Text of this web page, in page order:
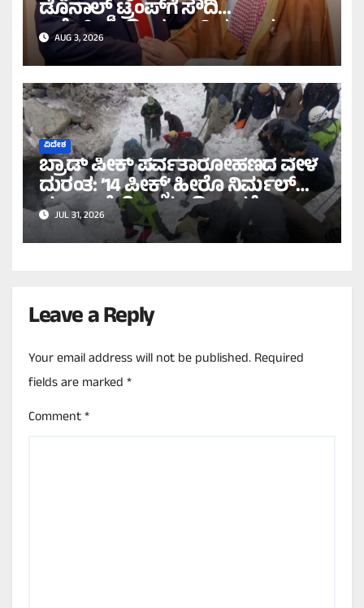
ಡೊನಾಲ್ಡ್ ಟ್ರಂಪ್‌ಗೆ ಸೌದಿ
ಅರೇಬಿಯಾದಿಂದ ಶಾಂತಿಯ ಪಾಠ!
AUG 3, 2026
ವಿದೇಶ
ಬ್ರಾಡ್ ಪೀಕ್ ಪರ್ವತಾರೋಹಣದ ವೇಳೆ
ದುರಂತ: ’14 ಪೀಕ್ಸ್’ ಹೀರೊ ನಿರ್ಮಲ್
ಪುರ್ಜಾ ಸೇರಿ 10 ಮಂದಿ ನಾಪತ್ತೆ!
JUL 31, 2026
Leave a Reply
Your email address will not be published.Required
fields are marked*
Comment*